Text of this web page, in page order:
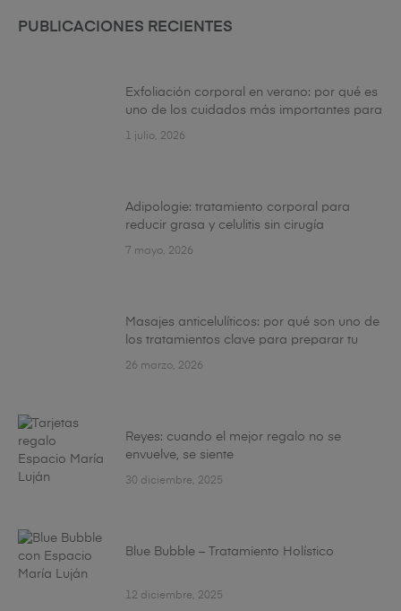
PUBLICACIONES RECIENTES
Exfoliación corporal en verano: por qué es
uno de los cuidados más importantes para
tu piel
1 julio, 2026
Adipologie: tratamiento corporal para
reducir grasa y celulitis sin cirugía
7 mayo, 2026
Masajes anticelulíticos: por qué son uno de
los tratamientos clave para preparar tu
cuerpo esta primavera
26 marzo, 2026
Reyes: cuando el mejor regalo no se
envuelve, se siente
30 diciembre, 2025
Blue Bubble – Tratamiento Holístico
12 diciembre, 2025